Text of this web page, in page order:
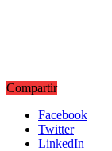
Compartir
Facebook
Twitter
LinkedIn